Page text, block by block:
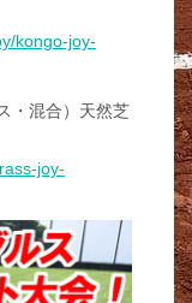
kongo-joy-
・混合）天然芝
joy-